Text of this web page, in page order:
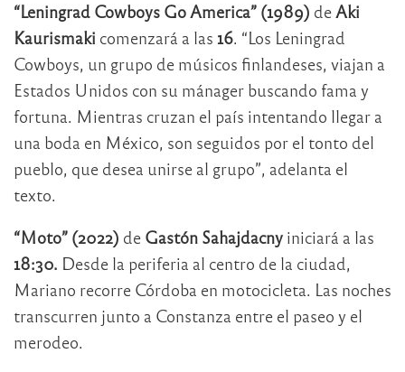
“Leningrad Cowboys Go America” (1989) de Aki
Kaurismaki comenzará a las 16. “Los Leningrad
Cowboys, un grupo de músicos finlandeses, viajan a
Estados Unidos con su mánager buscando fama y
fortuna. Mientras cruzan el país intentando llegar a
una boda en México, son seguidos por el tonto del
pueblo, que desea unirse al grupo”, adelanta el
texto.
“Moto” (2022) de Gastón Sahajdacny iniciará a las
18:30. Desde la periferia al centro de la ciudad,
Mariano recorre Córdoba en motocicleta. Las noches
transcurren junto a Constanza entre el paseo y el
merodeo.